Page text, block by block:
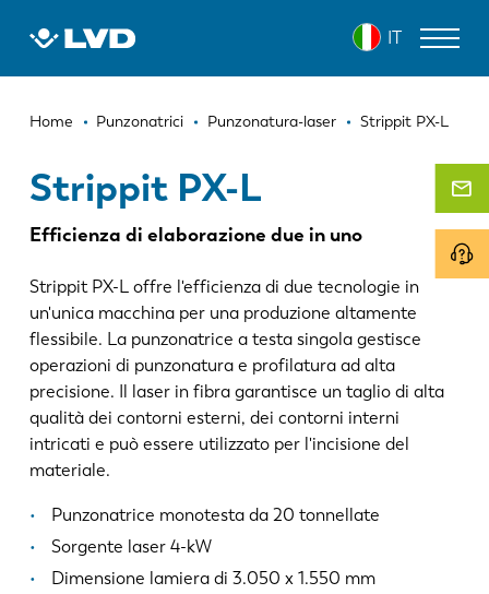
IT
Briciole
pane
Home Punzonatrici Punzonatura-laser Strippit PX-L
Strippit PX-L
Efficienza di elaborazione due in uno
Strippit PX-L offre l'efficienza di due tecnologie in
un'unica macchina per una produzione altamente
flessibile. La punzonatrice a testa singola gestisce
operazioni di punzonatura e profilatura ad alta
precisione. Il laser in fibra garantisce un taglio di alta
qualità dei contorni esterni, dei contorni interni
intricati e può essere utilizzato per l'incisione del
materiale.
Punzonatrice monotesta da 20 tonnellate
Sorgente laser 4-kW
Dimensione lamiera di 3.050 x 1.550 mm
STRIPPIT PX-L
MACCHINE PER IL TAGLIO LASER
PANNELLATRICI
CESOIE
SOFTWARE
SERVIZIO CLIENTI
SU LVD
Scopri LVD
Storie di clienti